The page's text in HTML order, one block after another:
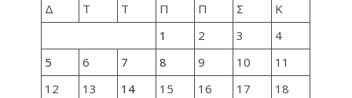
Δ
Τ Τ Π Π Σ
Κ
1
2 3
4
5
6 7 8 9 10
11
12
13 14 15 16 17
18